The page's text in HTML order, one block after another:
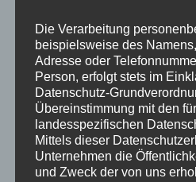
der Befragten in den
Jahren eine
international sieht es mit
kaum besser aus.
Die Studienautoren
Annahme vieler
Die Verarbeitung
beispielsweise des
Adresse oder
Person, erfolgt stets im
Datenschutz-
Übereinstimmung mit den
landesspezifischen
Mittels dieser
Unternehmen die
und Zweck der von uns